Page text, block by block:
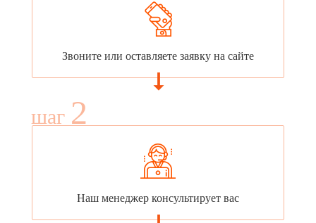
Звоните или оставляете заявку на сайте
шаг 2
Наш менеджер консультирует вас